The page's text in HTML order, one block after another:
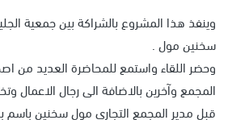
وينفذ هذا المشروع بالشراكة بين جمعية
سخنين مول .
وحضر اللقاء واستمع للمحاضرة العديد من
المجمع وآخرين بالاضافة الى رجال الاعمال
قبل مدير المجمع التجاري مول سخنين باسم